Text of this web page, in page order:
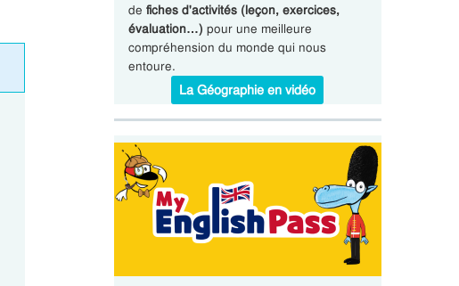
de fiches d'activités (leçon, exercices,
évaluation…) pour une meilleure
compréhension du monde qui nous
entoure.
La Géographie en vidéo